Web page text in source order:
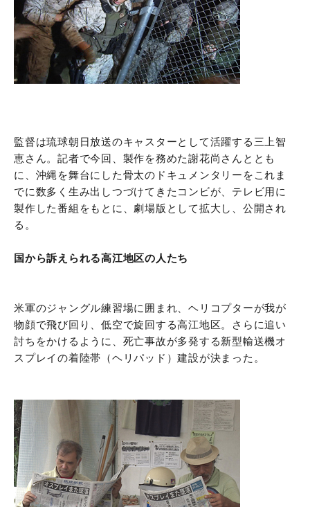
監督は琉球朝日放送のキャスターとして活躍する三上智
恵さん。記者で今回、製作を務めた謝花尚さんととも
に、沖縄を舞台にした骨太のドキュメンタリーをこれま
でに数多く生み出しつづけてきたコンビが、テレビ用に
製作した番組をもとに、劇場版として拡大し、公開され
る。
国から訴えられる高江地区の人たち
米軍のジャングル練習場に囲まれ、ヘリコプターが我が
物顔で飛び回り、低空で旋回する高江地区。さらに追い
討ちをかけるように、死亡事故が多発する新型輸送機オ
スプレイの着陸帯（ヘリパッド）建設が決まった。